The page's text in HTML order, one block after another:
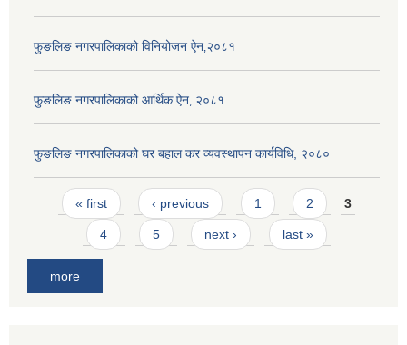
फुङलिङ नगरपालिकाको विनियोजन ऐन‚२०८१
फुङलिङ नगरपालिकाको आर्थिक ऐन‚ २०८१
फुङलिङ नगरपालिकाको घर बहाल कर व्यवस्थापन कार्यविधि, २०८०
Pages
« first ‹ previous 1 2 3
4 5 next › last »
more